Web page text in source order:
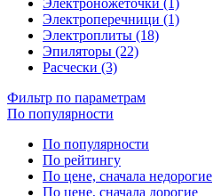
Электроперечници (1)
Электроплиты (18)
Эпиляторы (22)
Расчески (3)
Фильтр по параметрам
По популярности
По популярности
По рейтингу
По цене, сначала недорогие
По цене, сначала дорогие